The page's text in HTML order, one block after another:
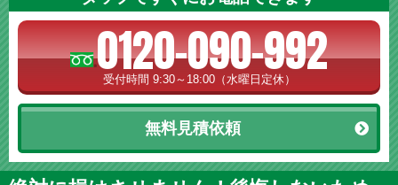
0120-090-992
受付時間 9:30～18:00（水曜日定休）
無料見積依頼